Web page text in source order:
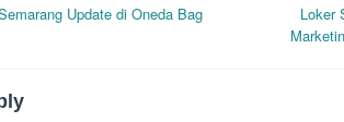
Update di Oneda Bag
Loker